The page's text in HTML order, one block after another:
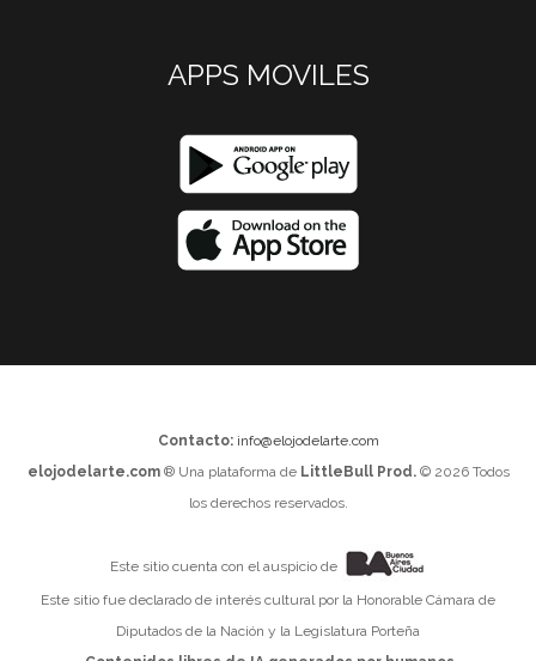
APPS MOVILES
Contacto: info@elojodelarte.com
elojodelarte.com® Una plataforma de LittleBull Prod.© 2026 Todos
los derechos reservados.
Este sitio cuenta con el auspicio de
Este sitio fue declarado de interés cultural por la Honorable Cámara de
Diputados de la Nación y la Legislatura Porteña